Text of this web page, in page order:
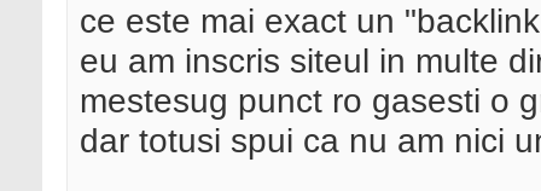
ce este mai exact un
eu am inscris siteul in multe
mestesug punct ro gasesti o
dar totusi spui ca nu am nici